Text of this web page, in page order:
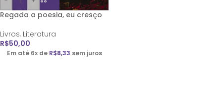
Regada a poesia, eu cresço
Livros, Literatura
R$50,00
Em até 6x de R$8,33 sem juros